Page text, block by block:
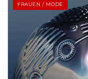
FRAUEN / MODE